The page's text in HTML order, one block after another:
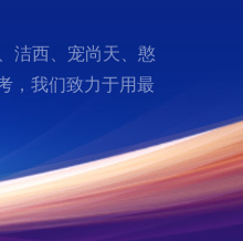
洁西、宠尚天、憨
，我们致力于用最